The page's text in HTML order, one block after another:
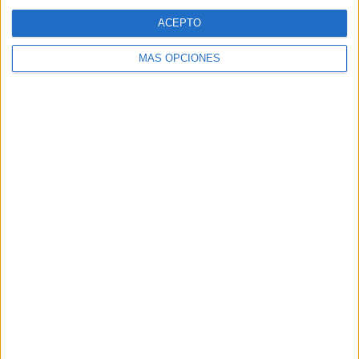
MÁS OPCIONES
ACEPTO